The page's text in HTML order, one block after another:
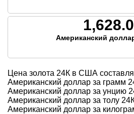
Американский
Цена золота 24К в США
Американский доллар за грамм
Американский доллар за унцию
Американский доллар за толу
Американский доллар за